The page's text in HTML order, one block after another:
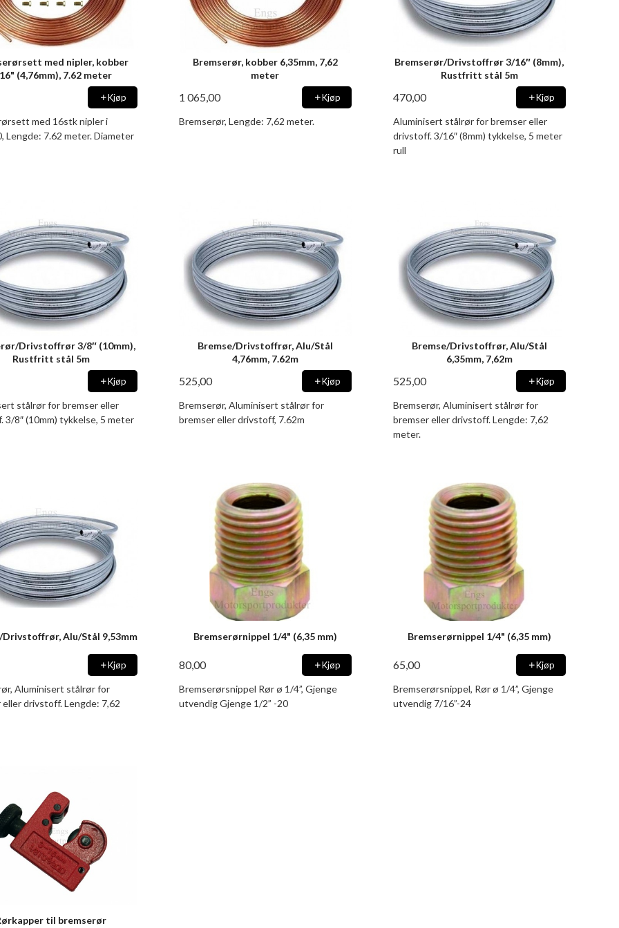
med nipler, kobber
(4,76mm), 7.62 meter
Kjøp
med 16stk nipler i
Lengde: 7.62 meter. Diameter
Bremserør, kobber 6,35mm, 7,62
meter
1 065,00 Kjøp
Bremserør, Lengde: 7,62 meter.
Bremserør/Drivstoffrør 3/16″ (8mm),
Rustfritt stål 5m
470,00 Kjøp
Aluminisert stålrør for bremser eller
drivstoff. 3/16″ (8mm) tykkelse, 5 meter
rull
Drivstoffrør 3/8″ (10mm),
Rustfritt stål 5m
Kjøp
stålrør for bremser eller
3/8″ (10mm) tykkelse, 5 meter
Bremse/Drivstoffrør, Alu/Stål
4,76mm, 7.62m
525,00 Kjøp
Bremserør, Aluminisert stålrør for
bremser eller drivstoff, 7.62m
Bremse/Drivstoffrør, Alu/Stål
6,35mm, 7,62m
525,00 Kjøp
Bremserør, Aluminisert stålrør for
bremser eller drivstoff. Lengde: 7,62
meter.
Drivstoffrør, Alu/Stål 9,53mm
Kjøp
Aluminisert stålrør for
eller drivstoff. Lengde: 7,62
Bremserørnippel 1/4" (6,35 mm)
80,00 Kjøp
Bremserørsnippel Rør ø 1/4”, Gjenge
utvendig Gjenge 1/2” -20
Bremserørnippel 1/4" (6,35 mm)
65,00 Kjøp
Bremserørsnippel, Rør ø 1/4”, Gjenge
utvendig 7/16”-24
til bremserør